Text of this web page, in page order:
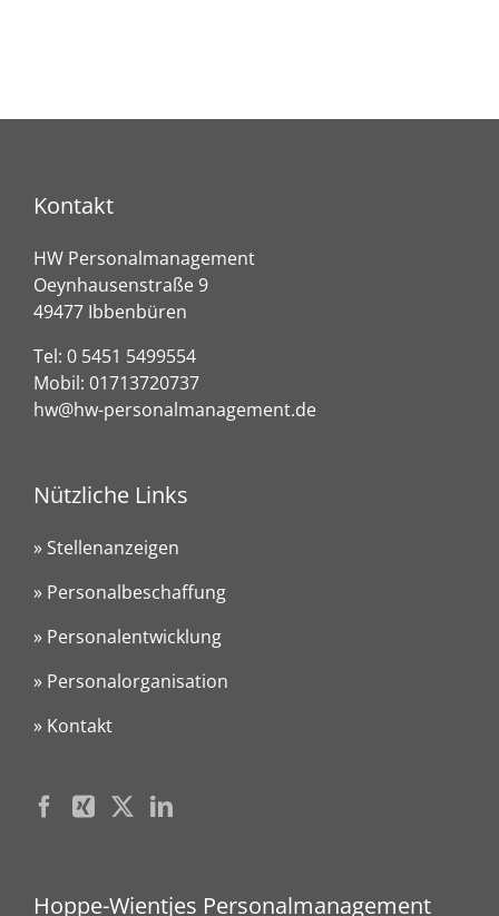
Kontakt
HW Personalmanagement
Oeynhausenstraße 9
49477 Ibbenbüren
Tel: 0 5451 5499554
Mobil: 01713720737
hw@hw-personalmanagement.de
Nützliche Links
» Stellenanzeigen
» Personalbeschaffung
» Personalentwicklung
» Personalorganisation
» Kontakt
Hoppe-Wientjes Personalmanagement